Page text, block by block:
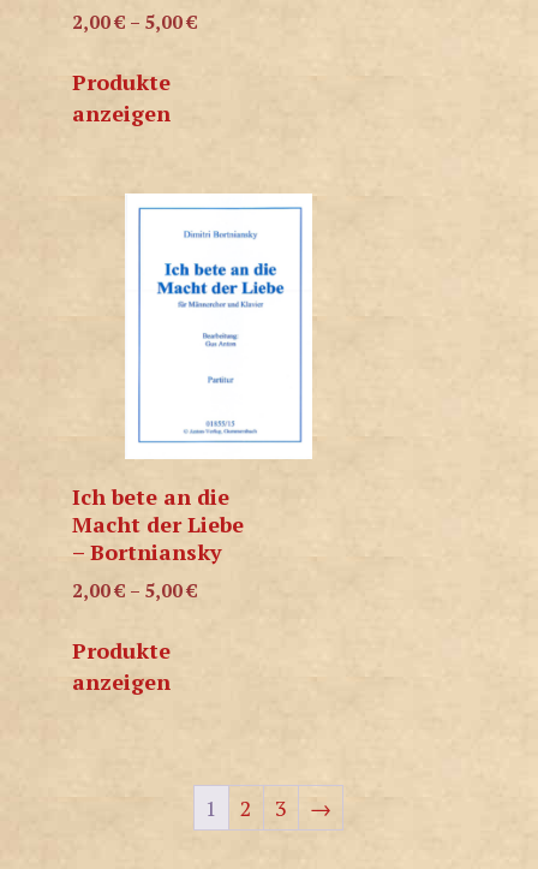
2,00€ – 5,00€
Produkte
anzeigen
Ich bete an die
Macht der Liebe
– Bortniansky
2,00€ – 5,00€
Produkte
anzeigen
1 2 3 →